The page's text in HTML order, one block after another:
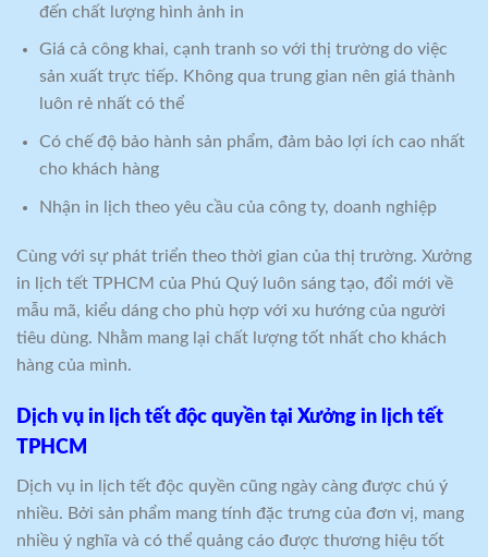
đến chất lượng hình ảnh in
Giá cả công khai, cạnh tranh so với thị trường do việc
sản xuất trực tiếp. Không qua trung gian nên giá thành
luôn rẻ nhất có thể
Có chế độ bảo hành sản phẩm, đảm bảo lợi ích cao nhất
cho khách hàng
Nhận in lịch theo yêu cầu của công ty, doanh nghiệp
Cùng với sự phát triển theo thời gian của thị trường. Xưởng
in lịch tết TPHCM của Phú Quý luôn sáng tạo, đổi mới về
mẫu mã, kiểu dáng cho phù hợp với xu hướng của người
tiêu dùng. Nhằm mang lại chất lượng tốt nhất cho khách
hàng của mình.
Dịch vụ in lịch tết độc quyền tại Xưởng in lịch tết
TPHCM
Dịch vụ in lịch tết độc quyền cũng ngày càng được chú ý
nhiều. Bởi sản phẩm mang tính đặc trưng của đơn vị, mang
nhiều ý nghĩa và có thể quảng cáo được thương hiệu tốt